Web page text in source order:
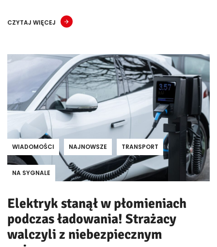
CZYTAJ WIĘCEJ
WIADOMOŚCI NAJNOWSZE TRANSPORT
NA SYGNALE
Elektryk stanął w płomieniach
podczas ładowania! Strażacy
walczyli z niebezpiecznym